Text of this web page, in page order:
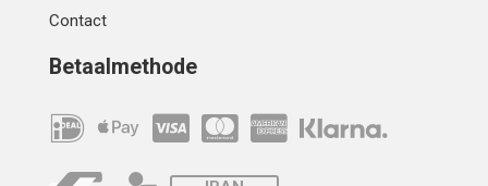
Contact
Betaalmethode